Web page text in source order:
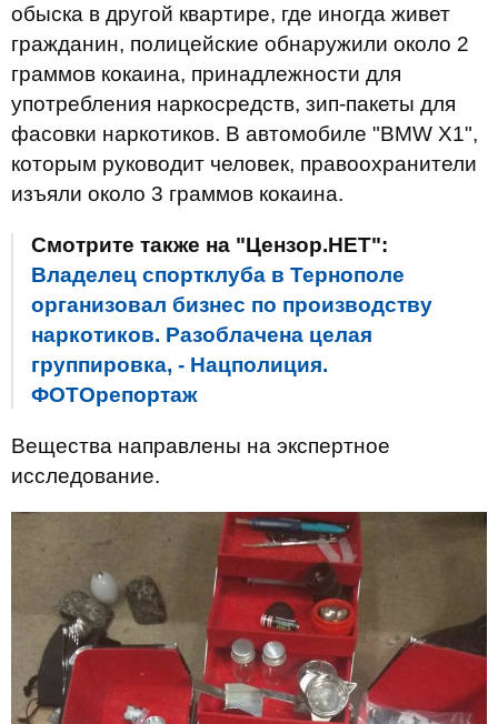
обыска в другой квартире, где иногда живет
гражданин, полицейские обнаружили около 2
граммов кокаина, принадлежности для
употребления наркосредств, зип-пакеты для
фасовки наркотиков. В автомобиле "BMW X1",
которым руководит человек, правоохранители
изъяли около 3 граммов кокаина.
Смотрите также на "Цензор.НЕТ":
Владелец спортклуба в Тернополе
организовал бизнес по производству
наркотиков. Разоблачена целая
группировка, - Нацполиция.
ФОТОрепортаж
Вещества направлены на экспертное
исследование.